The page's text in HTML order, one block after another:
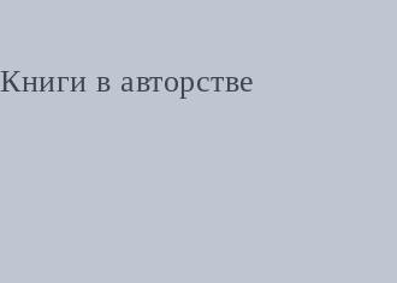
Книги в авторстве